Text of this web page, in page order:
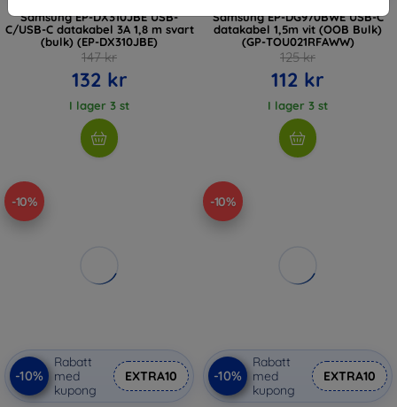
Samsung EP-DX310JBE USB-
C/USB-C datakabel 3A 1,8 m svart
(bulk) (EP-DX310JBE)
147 kr
132 kr
I lager 3 st
Samsung EP-DG970BWE USB-C
datakabel 1,5m vit (OOB Bulk)
(GP-TOU021RFAWW)
125 kr
112 kr
I lager 3 st
-10%
-10%
Rabatt
med
kupong
EXTRA10
-10%
-10%
Rabatt
med
kupong
EXTRA10